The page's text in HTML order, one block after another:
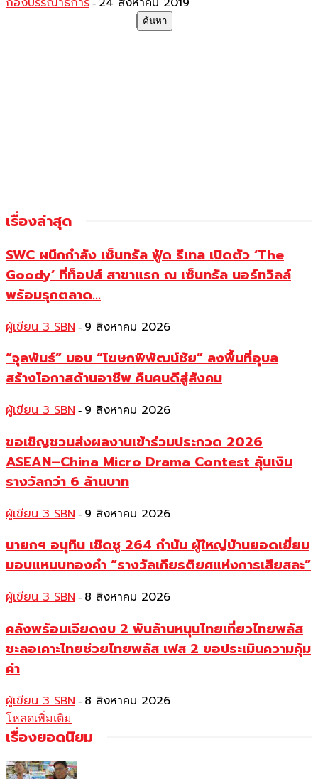
-
เรื่องล่าสุด
SWC ผนึกกำลัง เซ็นทรัล ฟู้ด รีเทล เปิดตัว ‘The
Goody’ ที่ท็อปส์ สาขาแรก ณ เซ็นทรัล นอร์ทวิลล์
พร้อมรุกตลาด...
ผู้เขียน 3 SBN - 9 สิงหาคม 2026
“จุลพันธ์” มอบ “โฆษกพิพัฒน์ชัย” ลงพื้นที่อุบล
สร้างโอกาสด้านอาชีพ คืนคนดีสู่สังคม
ผู้เขียน 3 SBN - 9 สิงหาคม 2026
ขอเชิญชวนส่งผลงานเข้าร่วมประกวด 2026
ASEAN–China Micro Drama Contest ลุ้นเงิน
รางวัลกว่า 6 ล้านบาท
ผู้เขียน 3 SBN - 9 สิงหาคม 2026
นายกฯ อนุทิน เชิดชู 264 กำนัน ผู้ใหญ่บ้านยอดเยี่ยม
มอบแหนบทองคำ “รางวัลเกียรติยศแห่งการเสียสละ”
ผู้เขียน 3 SBN - 8 สิงหาคม 2026
คลังพร้อมเจียดงบ 2 พันล้านหนุนไทยเที่ยวไทยพลัส
ชะลอเคาะไทยช่วยไทยพลัส เฟส 2 ขอประเมินความคุ้ม
ค่า
ผู้เขียน 3 SBN - 8 สิงหาคม 2026
โหลดเพิ่มเติม
เรื่องยอดนิยม